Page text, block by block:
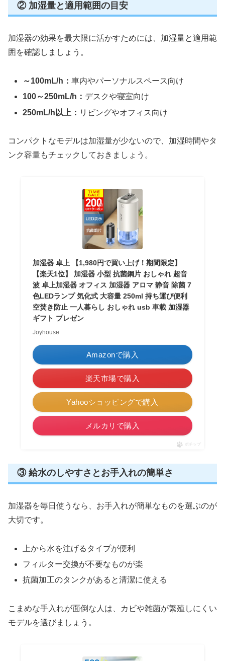
② 加湿量と適用範囲の目安
加湿器の効果を最大限に活かすためには、加湿量と適用範
囲を確認しましょう。
～100mL/h：車内やパーソナルスペース向け
100～250mL/h： デスクや寝室向け
250mL/h以上： リビングやオフィス向け
コンパクトなモデルは加湿量が少ないので、加湿時間やタ
ンク容量もチェックしておきましょう。
加湿器 卓上 【1,980円で買い上げ！期間限定】
【楽天1位】 加湿器 小型 抗菌鋼片 おしゃれ 超音
波 卓上加湿器 オフィス 加湿器 アロマ 静音 除菌 7
色LEDランプ 気化式 大容量 250ml 持ち運び便利
空焚き防止 一人暮らし おしゃれ usb 車載 加湿器
ギフト プレゼン
Joyhouse
Amazonで購入
楽天市場で購入
Yahooショッピングで購入
メルカリで購入
ポチップ
③ 給水のしやすさとお手入れの簡単さ
加湿器を毎日使うなら、お手入れが簡単なものを選ぶのが
大切です。
上から水を注げるタイプが便利
フィルター交換が不要なものが楽
抗菌加工のタンクがあると清潔に使える
こまめな手入れが面倒な人は、カビや雑菌が繁殖しにくい
モデルを選びましょう。